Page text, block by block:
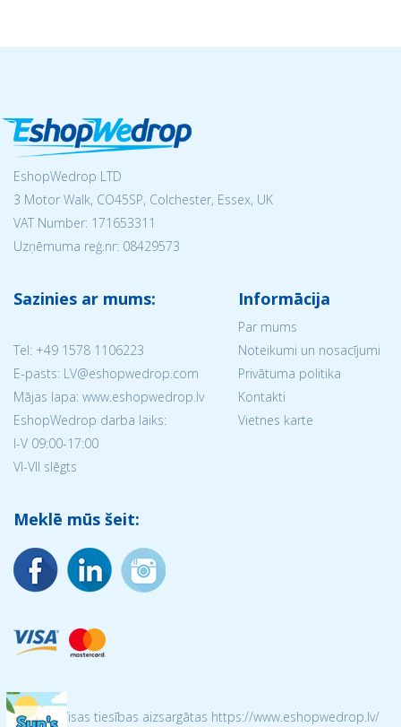
EshopWedrop LTD
3 Motor Walk, CO45SP, Colchester, Essex, UK
VAT Number: 171653311
Uzņēmuma reģ.nr: 08429573
Sazinies ar mums:
Tel: +49 1578 1106223
E-pasts: LV@eshopwedrop.com
Mājas lapa: www.eshopwedrop.lv
EshopWedrop darba laiks:
I-V 09:00-17:00
VI-VII slēgts
Informācija
Par mums
Noteikumi un nosacījumi
Privātuma politika
Kontakti
Vietnes karte
Meklē mūs šeit:
© 2026 Visas tiesības aizsargātas https://www.eshopwedrop.lv/